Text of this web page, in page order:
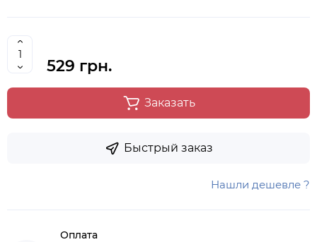
529 грн.
Заказать
Быстрый заказ
Нашли дешевле ?
Оплата